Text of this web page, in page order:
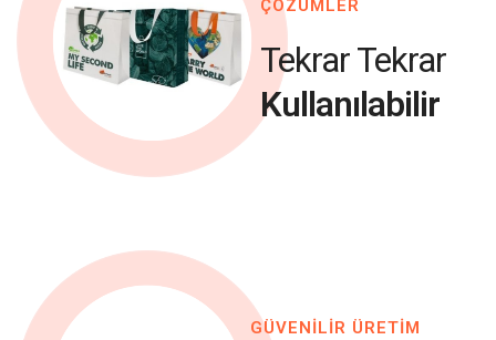
ÇÖZÜMLER
Tekrar Tekrar
Kullanılabilir
GÜVENİLİR ÜRETİM